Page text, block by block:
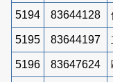
5194 83644128
5195 83644197
5196 83647624